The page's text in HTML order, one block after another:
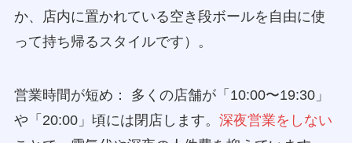
か、店内に置かれている空き段ボールを自由に使
って持ち帰るスタイルです）。
営業時間が短め： 多くの店舗が「10:00〜19:30」
や「20:00」頃には閉店します。 深夜営業をしない